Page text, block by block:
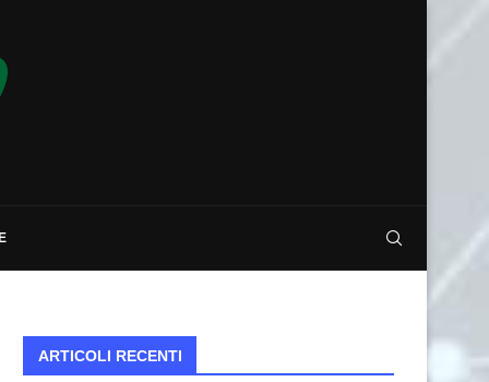
ARTICOLI RECENTI